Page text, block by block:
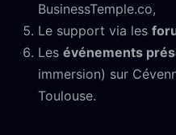
BusinessTemple.co,
Le support via les
Les événements
immersion) sur
Toulouse.